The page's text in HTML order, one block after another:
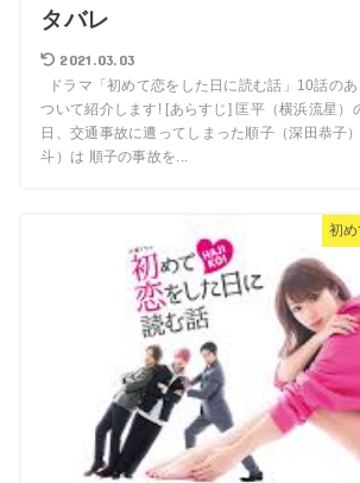
タバレ
2021.03.03
ドラマ「初めて恋をした日に読む話」10話の
ついて紹介します! [あらすじ] 匡平（横浜流星）
日、交通事故に遭ってしまった順子（深田恭子
斗）は 順子の事故を...
初